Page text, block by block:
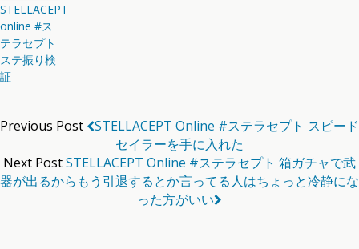
STELLACEPT
online #ス
テラセプト
ステ振り検
証
Previous Post
STELLACEPT Online #ステラセプト スピード
セイラーを手に入れた
Next PostSTELLACEPT Online #ステラセプト 箱ガチャで武
器が出るからもう引退するとか言ってる人はちょっと冷静にな
った方がいい